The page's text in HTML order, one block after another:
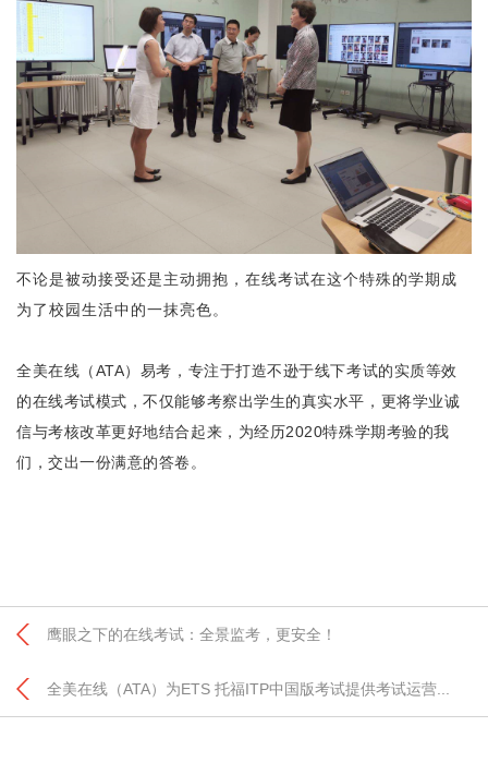
不论是被动接受还是主动拥抱，在线考试在这个特殊的学期成
为了校园生活中的一抹亮色。
全美在线（ATA）易考，专注于打造不逊于线下考试的实质等效
的在线考试模式，不仅能够考察出学生的真实水平，更将学业诚
信与考核改革更好地结合起来，为经历2020特殊学期考验的我
们，交出一份满意的答卷。
鹰眼之下的在线考试：全景监考，更安全！
全美在线（ATA）为ETS 托福ITP中国版考试提供考试运营...